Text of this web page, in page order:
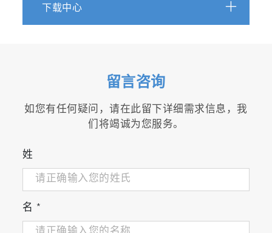
下载中心
留言咨询
如您有任何疑问，请在此留下详细需求信息，我
们将竭诚为您服务。
姓
名 *